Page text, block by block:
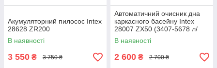
Акумуляторний пилосос Intex
28628 ZR200
В наявності
3 550 ₴ 3 750 ₴
Автоматичний очисник дна
каркасного басейну Intex
28007 ZX50 (3407-5678 л/
год)
В наявності
2 600 ₴ 2 700 ₴